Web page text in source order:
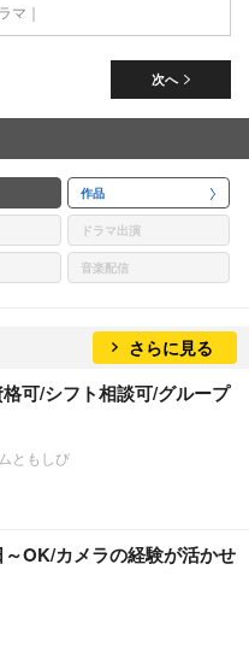
マ｜
次へ
作品
ドラマ出演
音楽配信
さらに見る
可/シフト相談可/グループ
ともしび
OK/カメラの経験が活かせ